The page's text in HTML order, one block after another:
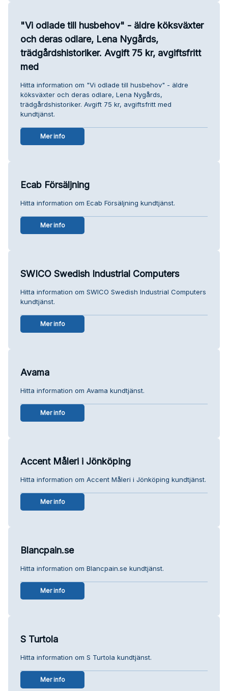
"Vi odlade till husbehov" - äldre köksväxter
och deras odlare, Lena Nygårds,
trädgårdshistoriker. Avgift 75 kr, avgiftsfritt
med
Hitta information om "Vi odlade till husbehov" - äldre
köksväxter och deras odlare, Lena Nygårds,
trädgårdshistoriker. Avgift 75 kr, avgiftsfritt med
kundtjänst.
Mer info
Ecab Försäljning
Hitta information om Ecab Försäljning kundtjänst.
Mer info
SWICO Swedish Industrial Computers
Hitta information om SWICO Swedish Industrial Computers
kundtjänst.
Mer info
Avama
Hitta information om Avama kundtjänst.
Mer info
Accent Måleri i Jönköping
Hitta information om Accent Måleri i Jönköping kundtjänst.
Mer info
Blancpain.se
Hitta information om Blancpain.se kundtjänst.
Mer info
S Turtola
Hitta information om S Turtola kundtjänst.
Mer info